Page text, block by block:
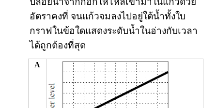
อัตราคงที่ จนแก้วจมลงไปอยู่ใต้น้ำทั้งใบ
กราฟในข้อใดแสดงระดับน้ำในอ่างกับเวลา
ได้ถูกต้องที่สุด
A